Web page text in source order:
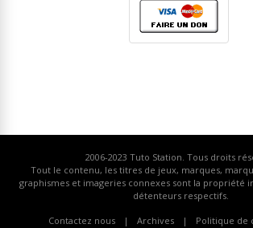
2006-2023 Tuto Station . Tous droits
Tout le contenu, les titres de jeux, marques,
graphismes et imageries connexes sont la propriété
détenteurs respectifs.
Contactez nous Archives Politique de